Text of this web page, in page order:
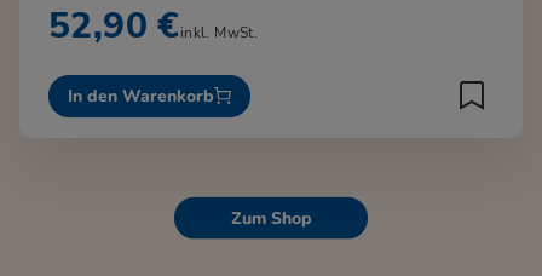
52,90 €inkl. MwSt.
In den Warenkorb
Zum Shop